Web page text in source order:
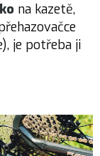
na kazetě,
je potřeba ji